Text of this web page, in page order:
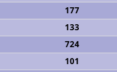
177
133
724
101